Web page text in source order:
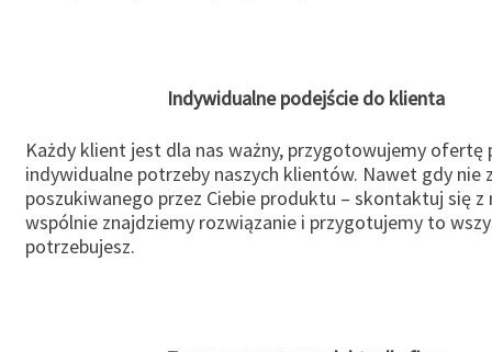
Indywidualne podejście do klienta
Każdy klient jest dla nas ważny, przygotowujemy ofertę
indywidualne potrzeby naszych klientów. Nawet gdy nie
poszukiwanego przez Ciebie produktu – skontaktuj się z
wspólnie znajdziemy rozwiązanie i przygotujemy to
potrzebujesz.